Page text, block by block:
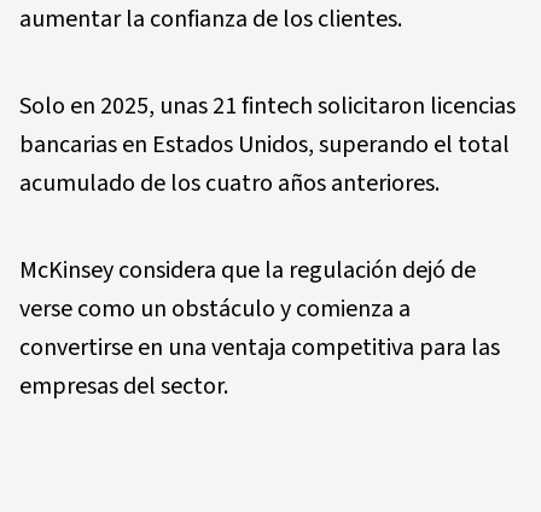
aumentar la confianza de los clientes.
Solo en 2025, unas 21 fintech solicitaron licencias
bancarias en Estados Unidos, superando el total
acumulado de los cuatro años anteriores.
McKinsey considera que la regulación dejó de
verse como un obstáculo y comienza a
convertirse en una ventaja competitiva para las
empresas del sector.